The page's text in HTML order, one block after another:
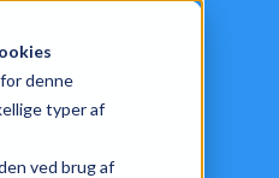
denne
typer af
ved brug af